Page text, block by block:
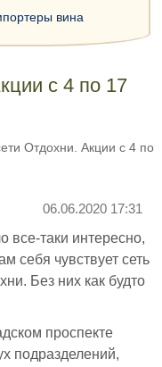
с 4 по 17
Отдохни. Акции с 4 по
06.06.2020 17:31
все-таки интересно,
себя чувствует сеть
Без них как будто
проспекте
подразделений,
вина